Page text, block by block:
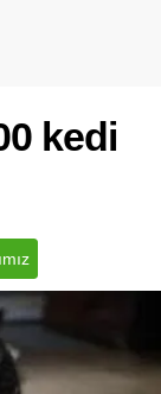
kedi